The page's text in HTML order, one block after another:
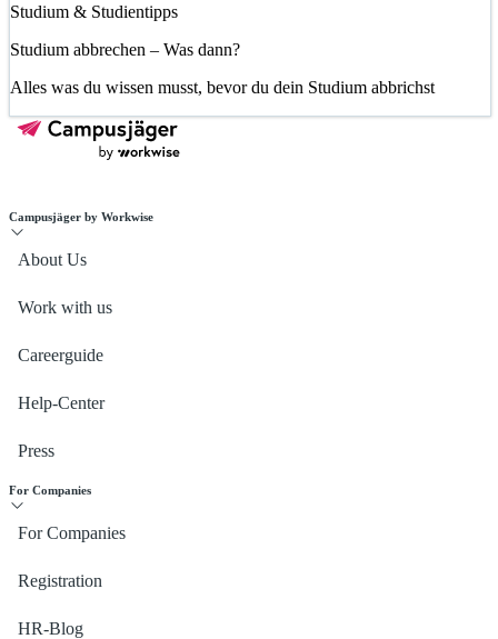
Studium & Studientipps
Studium abbrechen – Was dann?
Alles was du wissen musst, bevor du dein Studium abbrichst
Campusjäger by Workwise
About Us
Work with us
Careerguide
Help-Center
Press
For Companies
For Companies
Registration
HR-Blog